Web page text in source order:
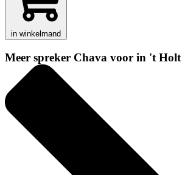
in winkelmand
Meer spreker Chava voor in 't Holt